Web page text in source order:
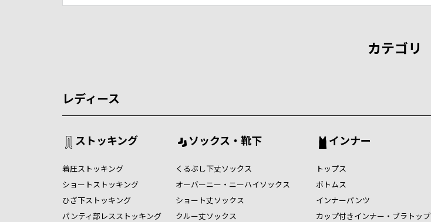
カテゴリ
レディース
ストッキング
着圧ストッキング
ショートストッキング
ひざ下ストッキング
パンティ部レスストッキング
ソックス・靴下
くるぶし下丈ソックス
オーバーニー・ニーハイソックス
ショート丈ソックス
クルー丈ソックス
インナー
トップス
ボトムス
インナーパンツ
カップ付きインナー・ブラトップ